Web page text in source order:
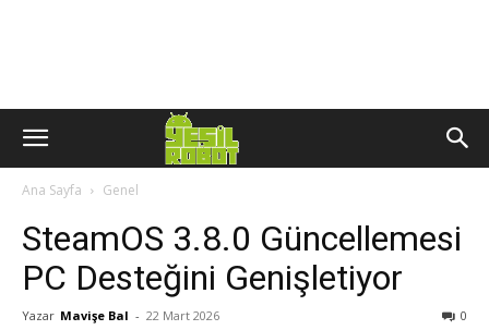
Ana Sayfa Genel
SteamOS 3.8.0 Güncellemesi
PC Desteğini Genişletiyor
Yazar Mavişe Bal - 22 Mart 2026 0